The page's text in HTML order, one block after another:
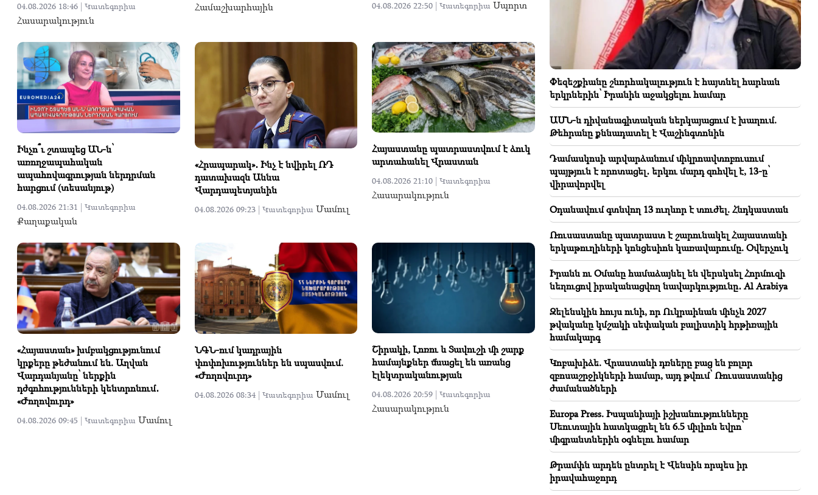
04.08.2026 18:46 | Կատեգորիա
Հասարակություն
Համաշխարհային 04.08.2026 22:50 | ԿատեգորիաՍպորտ
Ինչո՞ւ շտապեց ԱՆ-ն՝
առողջապահական
ապահովագրության ներդրման
հարցում (տեսանյութ)
04.08.2026 21:31 | Կատեգորիա
Քաղաքական
«Հրապարակ»․ Ինչ է նվիրել ՌԴ
դատախազն Աննա
Վարդապետյանին
04.08.2026 09:23 | Կատեգորիա Մամուլ
Հայաստանը պատրաստվում է ձուկ
արտահանել Վրաստան
04.08.2026 21:10 | Կատեգորիա
Հասարակություն
«Հայաստան» խմբակցությունում
կրքերը թեժանում են. Աղվան
Վարդանյանը՝ ներքին
դժգոհությունների կենտրոնում․
«Ժողովուրդ»
04.08.2026 09:45 | Կատեգորիա Մամուլ
ՆԳՆ-ում կադրային
փոփոխություններ են սպասվում.
«Ժողովուրդ»
04.08.2026 08:34 | Կատեգորիա Մամուլ
Շիրակի, Լոռու և Տավուշի մի շարք
համայնքներ մնացել են առանց
էլեկտրականության
04.08.2026 20:59 | Կատեգորիա
Հասարակություն
Երևանի ավտոբուսային երթուղիներում
փոփոխություններ են եղել
Զոհասեղանին երևանցու կյանքն է․ Վարդանյանը՝
Երևանի օդի որակի մասին (տեսանյութ)
Այս ձևով ինձ փորձում են լռեցնել, քանի որ ԱԺ-ում
դա նրանց չի հաջողվում․ Էդգար Ղազարյան
20:50
Կոչ ենք անում իշխանություններին առաջնորդվել
բացառապես օրինականության սկզբունքներով.
բարձրաստիճան հոգեւորականների
հայտարարությունը
20:30
Քոչարյանի, Սարգսյանի, Տեր-Պետրոսյանի
«ինադու». էս իշխանությունը հանուն երկրի ոչինչ չի
անում (տեսանյութ)
20:21
Եթե նման գործելակերպը շարունակվի ՌԴ-ն իր
զբոսաշրջիկներին խորհուրդ կտա չայցելել
Հայաստան. Մատվիենկո
20:05
Նոր մեղադրանք՝ Գագիկ Ծառուկյանին. Թրամփը
ընտրել է իր իրավահաջորդին (տեսանյութ)
19:46
Գումարը կհոսի այս կենդանակերպի նշանների
ձեռքը. ո՞վ կհարստանա
19:37 Կարևոր
Ազատություն Բաքվի բանտերում գտնվող բոլոր
հայերին․ Աբրահամյան
Փեզեշքիանը շնորհակալություն է հայտնել հարևան
երկրներին՝ Իրանին աջակցելու համար
ԱՄՆ-ն դիվանագիտական ներկայացում է խաղում.
Թեհրանը քննադատել է Վաշինգտոնին
Դամասկոսի արվարձանում միկրոավտոբուսում
պայթյուն է որոտացել․ երկու մարդ զոհվել է, 13-ը՝
վիրավորվել
Օդանավում գտնվող 13 ուղևոր է տուժել. Հնդկաստան
Ռուսաստանը պատրաստ է շարունակել Հայաստանի
երկաթուղիների կոնցեսիոն կառավարումը. Օվերչուկ
Իրանն ու Օմանը համաձայնել են վերսկսել Հորմուզի
նեղուցով իրականացվող նավարկությունը․ Al Arabiya
Զելենսկին հույս ունի, որ Ուկրաինան մինչև 2027
թվականը կմշակի սեփական բալիստիկ հրթիռային
համակարգ
Կոբախիձե. Վրաստանի դռները բաց են բոլոր
զբոսաշրջիկների համար, այդ թվում՝ Ռուսաստանից
ժամանածների
Europa Press. Իսպանիայի իշխանությունները
Սեուտային հատկացրել են 6.5 միլիոն եվրո՝
միգրանտներին օգնելու համար
Թրամփն արդեն ընտրել է Վենսին որպես իր
իրավահաջորդ